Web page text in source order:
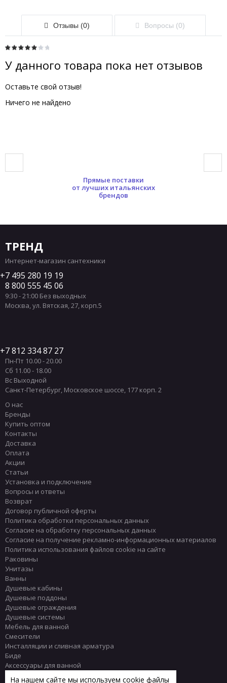
Отзывы (0) Вопросы (0)
У данного товара пока нет отзывов
Оставьте свой отзыв!
Ничего не найдено
Прямые поставки
от лучших итальянских
брендов
ТРЕНД
Интернет-магазин сантехники
7 495 280 19 19
8 800 555 45 06
9:30 - 21:00 Без выходных
Москва,ул. Вятская, 27, корп.5
7 812 334 87 27
Пн-Пт 10.00 - 20.00
Сб 11.00 - 18.00
Вс Выходной
Санкт-Петербург, Московское шоссе, 177 корп. 2
О нас
Бренды
Купить оптом
Контакты
Доставка
Оплата
Акции
Статьи
Установка и подключение
Вопросы и ответы
Возврат
Договор публичной оферты
Политика обработки персональных данных
Согласие на обработку персональных данных
Согласие на получение рекламно-информационных материалов
Политика использования файлов cookie на сайте
Раковины
Унитазы
Ванны
Душевые кабины
Душевые поддоны
Душевые ограждения
Душевые системы
Мебель для ванной
Смесители
Инсталляции и сливная арматура
Биде
Аксессуары для ванной
На нашем сайте мы используем cookie файлы